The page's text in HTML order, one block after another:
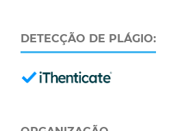
DETECÇÃO DE PLÁGIO: